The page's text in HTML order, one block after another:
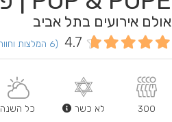
אולם אירועים בתל אביב
4.7 (6 המלצות וחוות דעת)
300 לא כשר כל השנה